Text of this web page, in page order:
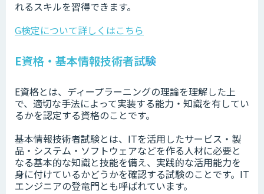
れるスキルを習得できます。
G検定について詳しくはこちら
E資格・基本情報技術者試験
E資格とは、ディープラーニングの理論を理解した上
で、適切な手法によって実装する能力・知識を有してい
るかを認定する資格のことです。
基本情報技術者試験とは、ITを活用したサービス・製
品・システム・ソフトウェアなどを作る人材に必要と
なる基本的な知識と技能を備え、実践的な活用能力を
身に付けているかどうかを確認する試験のことです。IT
エンジニアの登竜門とも呼ばれています。